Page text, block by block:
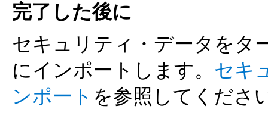
完了した後に
セキュリティ・データをタ
にインポートします。 セキ
ンポート を参照してくださ